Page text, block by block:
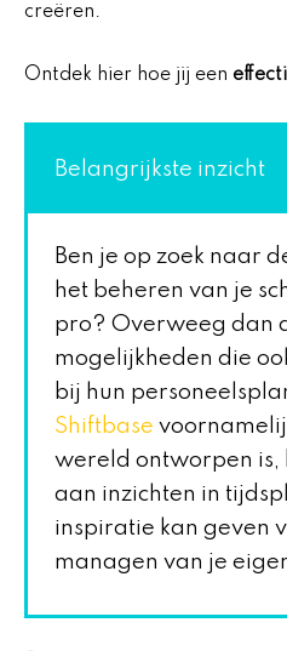
creëren.
Ontdek hier hoe jij een
Belangrijkste inzicht
Ben je op zoek naar
het beheren van je
pro? Overweeg dan
mogelijkheden die
bij hun
Shiftbase
wereld ontworpen is,
aan inzichten in
inspiratie kan geven
managen van je